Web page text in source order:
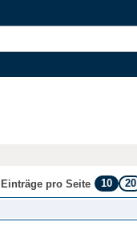
Einträge pro Seite 10 20